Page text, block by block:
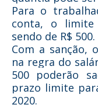
Para o
conta, o limite
sendo de R$ 500.
Com a sanção,
na regra do
500 poderão
prazo limite
2020.